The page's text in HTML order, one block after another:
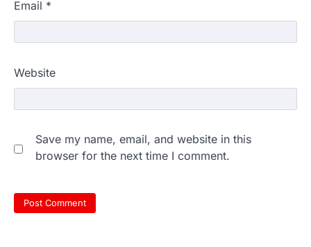
Email *
Website
Save my name, email, and website in this
browser for the next time I comment.